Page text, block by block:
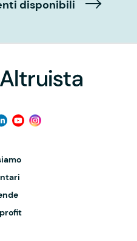
disponibili